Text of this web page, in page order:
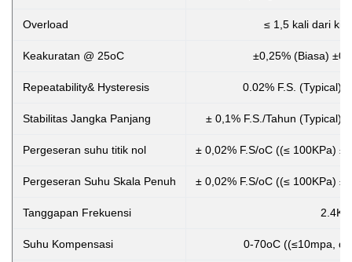
Overload ≤ 1,5 kali dari
Keakuratan @ 25oC ±0,25% (Biasa)
Repeatability& Hysteresis 0.02% F.S. (Typical)
Stabilitas Jangka Panjang ± 0,1% F.S./Tahun (Typical)
Pergeseran suhu titik nol ± 0,02% F.S/oC ((≤ 100KPa) ±
Pergeseran Suhu Skala Penuh ± 0,02% F.S/oC ((≤ 100KPa) ±
Tanggapan Frekuensi
Suhu Kompensasi 0-70oC ((≤10mpa,